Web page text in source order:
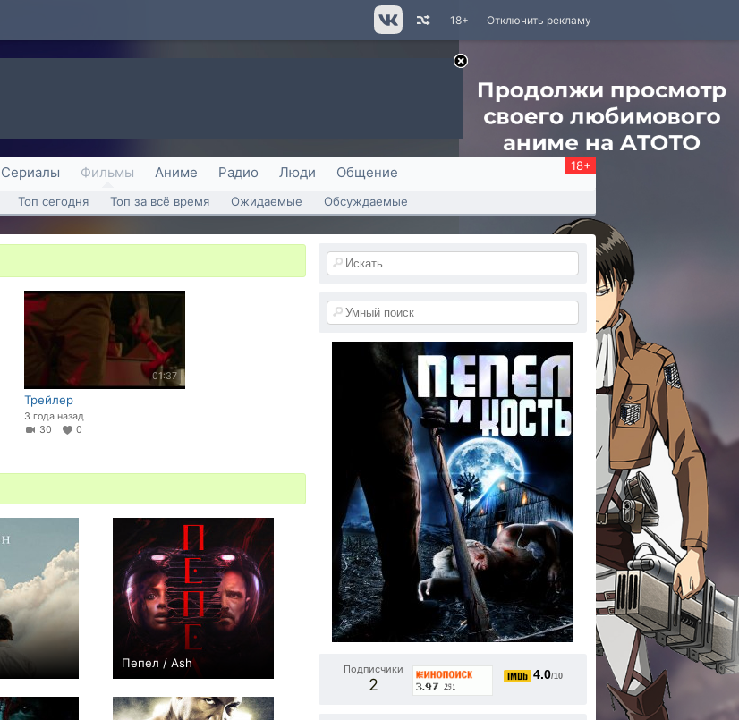
Отключить рекламу
18+
Сериалы Фильмы Аниме Радио Люди Общение 18+
Топ сегодня Топ за всё время Ожидаемые Обсуждаемые
01:37
Трейлер
3 года назад
30
0
Пепел / Ash
−10
Подписчики
2
4.0/10